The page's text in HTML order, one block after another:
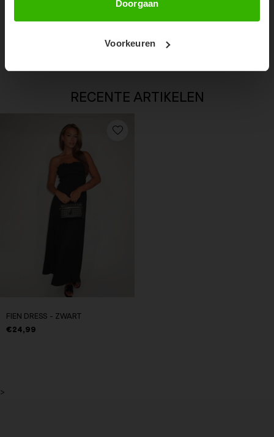
Doorgaan
Voorkeuren€29,99
RECENTE ARTIKELEN
FIEN DRESS - ZWART
€24,99
>